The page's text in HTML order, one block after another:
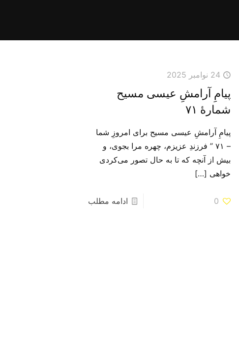
24 نوامبر 2025
پیامِ آرامشِ عیسی مسیح
شمارهٔ ۷۱
پیامِ آرامشِ عیسی مسیح برای امروزِ شما
– ۷۱ ” فرزندِ عزیزم، چهره مرا بجوی، و
بیش از آنچه که تا به حال تصور می‌کردی
خواهی […]
0 ادامه مطلب